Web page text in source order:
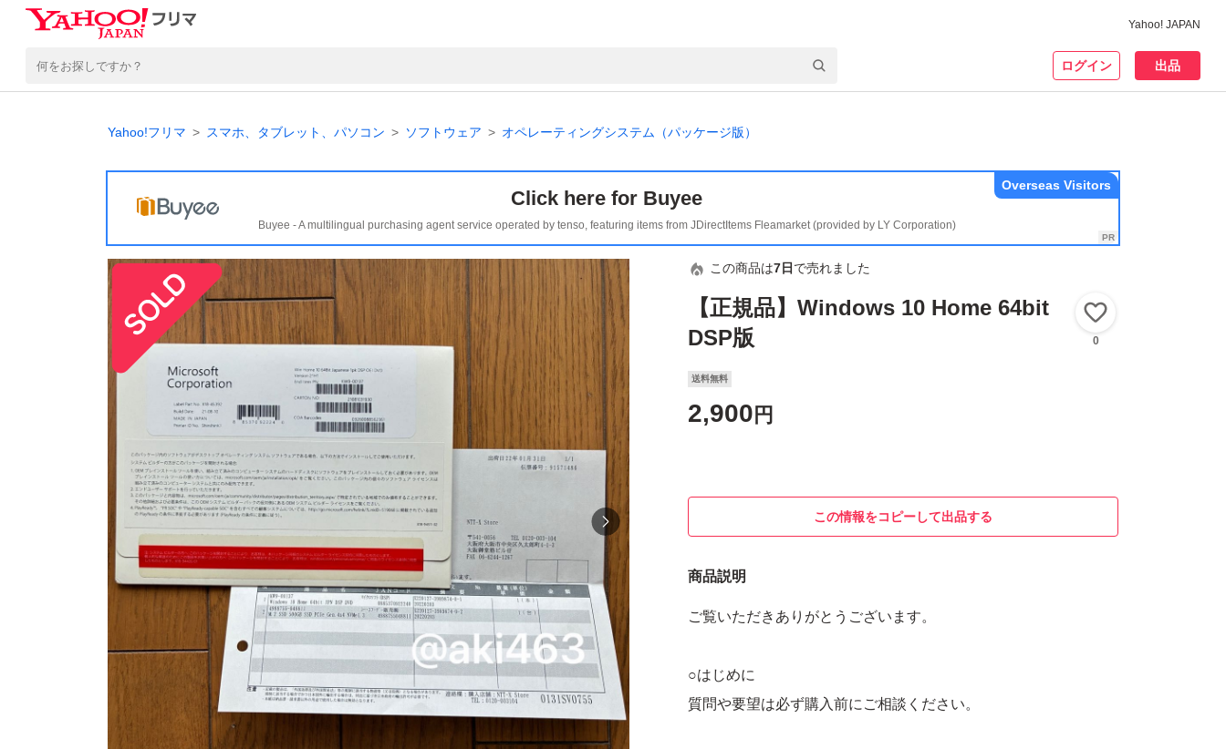
Yahoo! JAPAN
ログイン 出品
Yahoo!フリマ スマホ、タブレット、パソコン ソフトウェア オペレーティングシステム（パッケージ版）
Click here for Buyee
Buyee - A multilingual purchasing agent service operated by tenso, featuring items from JDirectItems Fleamarket (provided by LY Corporation)
Overseas Visitors
この商品は7日 で売れました
【正規品】Windows 10 Home 64bit
DSP版
0
送料無料
2,900 円
この情報をコピーして出品する
商品説明
ご覧いただきありがとうございます。
○はじめに
質問や要望は必ず購入前にご相談ください。